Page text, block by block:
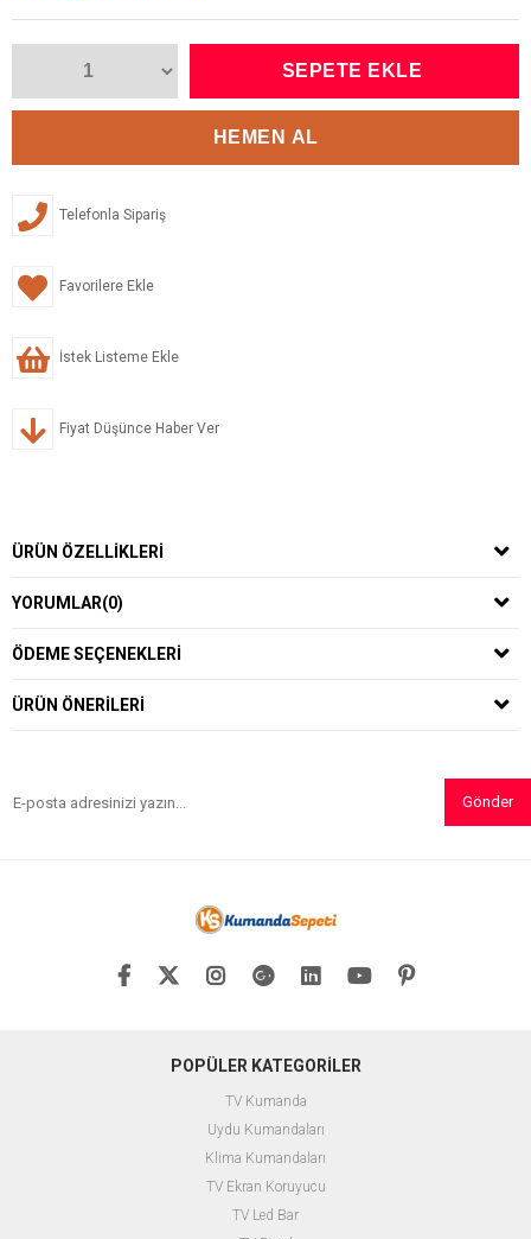
Telefonla Sipariş
Favorilere Ekle
İstek Listeme Ekle
Fiyat Düşünce Haber Ver
ÜRÜN ÖZELLIKLERI
YORUMLAR(0)
ÖDEME SEÇENEKLERI
ÜRÜN ÖNERILERI
Gönder
POPÜLER KATEGORİLER
TV Kumanda
Uydu Kumandaları
Klima Kumandaları
TV Ekran Koruyucu
TV Led Bar